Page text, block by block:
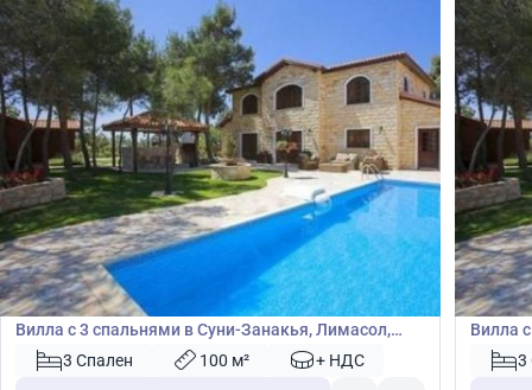
€340 000
Вилла
Вилла с 3 спальнями в Суни-Занакья, Лимасол,
Кипр № 50619
3 Спален 100 м² + НДС
€340
Вилла
Вилла
Кипр3